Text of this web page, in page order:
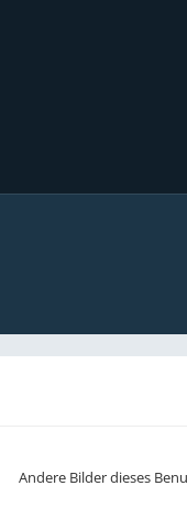
Andere Bilder dieses